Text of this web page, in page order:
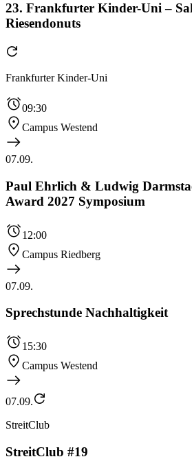
23. Frankfurter Kinder-Uni –
Riesendonuts
Frankfurter Kinder-Uni
09:30
Campus Westend
07.09.
Paul Ehrlich & Ludwig
Award 2027 Symposium
12:00
Campus Riedberg
07.09.
Sprechstunde Nachhaltigkeit
15:30
Campus Westend
07.09.
StreitClub
StreitClub #19